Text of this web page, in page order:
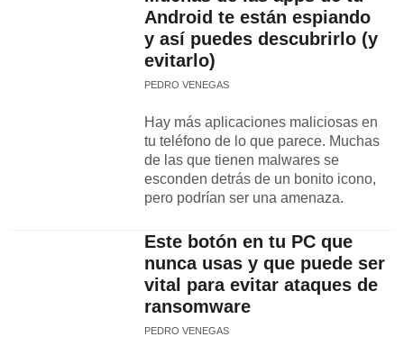
Android te están espiando
y así puedes descubrirlo (y
evitarlo)
PEDRO VENEGAS
Hay más aplicaciones maliciosas en
tu teléfono de lo que parece. Muchas
de las que tienen malwares se
esconden detrás de un bonito icono,
pero podrían ser una amenaza.
Este botón en tu PC que
nunca usas y que puede ser
vital para evitar ataques de
ransomware
PEDRO VENEGAS